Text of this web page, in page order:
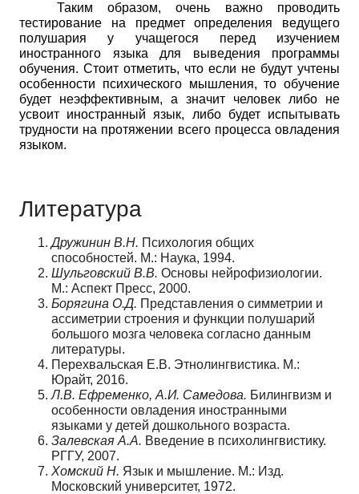
Таким образом, очень важно проводить
тестирование на предмет определения ведущего
полушария у учащегося перед изучением
иностранного языка для выведения программы
обучения. Стоит отметить, что если не будут учтены
особенности психического мышления, то обучение
будет неэффективным, а значит человек либо не
усвоит иностранный язык, либо будет испытывать
трудности на протяжении всего процесса овладения
языком.
Литература
Дружинин В.Н. Психология общих
способностей. М.: Наука, 1994.
Шульговский В.В. Основы нейрофизиологии.
М.: Аспект Пресс, 2000.
Борягина О.Д. Представления о симметрии и
ассиметрии строения и функции полушарий
большого мозга человека согласно данным
литературы.
Перехвальская Е.В. Этнолингвистика. М.:
Юрайт, 2016.
Л.В. Ефременко, А.И. Самедова. Билингвизм и
особенности овладения иностранными
языками у детей дошкольного возраста.
Залевская А.А. Введение в психолингвистику.
РГГУ, 2007.
Хомский Н. Язык и мышление. М.: Изд.
Московский университет, 1972.